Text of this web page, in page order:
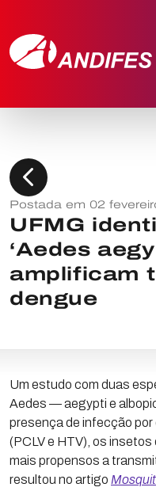
chevron_left
Postada em 02
UFMG
‘Aedes
amplificam
dengue
Um estudo com duas
Aedes — aegypti e
presença de infecção
(PCLV e HTV), os
mais propensos a
resultou no artigo